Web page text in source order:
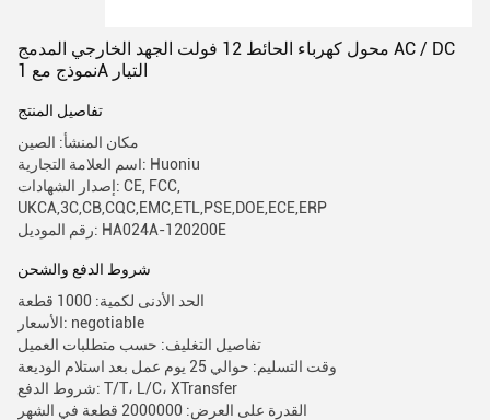
محول كهرباء الحائط 12 فولت الجهد الخارجي المدمج AC / DC
نموذج مع 1A التيار
تفاصيل المنتج
مكان المنشأ: الصين
اسم العلامة التجارية: Huoniu
إصدار الشهادات: CE, FCC,
UKCA,3C,CB,CQC,EMC,ETL,PSE,DOE,ECE,ERP
رقم الموديل: HA024A-120200E
شروط الدفع والشحن
الحد الأدنى لكمية: 1000 قطعة
الأسعار: negotiable
تفاصيل التغليف: حسب متطلبات العميل
وقت التسليم: حوالي 25 يوم عمل بعد استلام الوديعة
شروط الدفع: T/T، L/C، XTransfer
القدرة على العرض: 2000000 قطعة في الشهر